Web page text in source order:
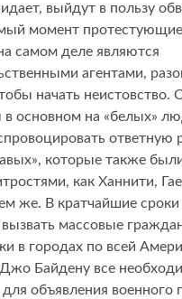
выйдут в пользу
момент
самом деле являются
агентами,
начать неистовство.
в основном на «белых»
ответную
которые также
как Ханнити,
же. В кратчайшие
массовые
в городах по всей
Байдену все
объявления военного